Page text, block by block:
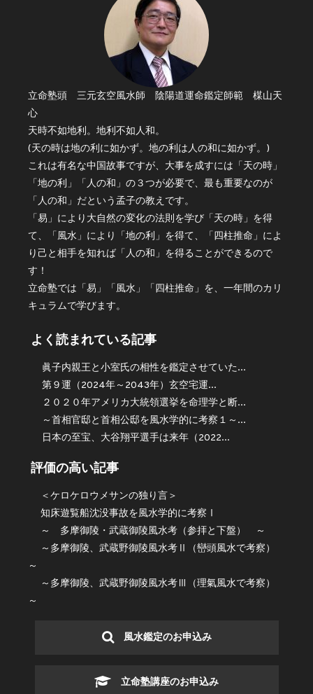
立命塾頭 三元玄空風水師 陰陽道運命鑑定師範 楳山天
心
天時不如地利。地利不如人和。
(天の時は地の利に如かず。地の利は人の和に如かず。)
これは有名な中国故事ですが、大事を成すには「天の時」
「地の利」「人の和」の３つが必要で、最も重要なのが
「人の和」だという孟子の教えです。
「易」により大自然の変化の法則を学び「天の時」を得
て、「風水」により「地の利」を得て、「四柱推命」によ
り己と相手を知れば「人の和」を得ることができるので
す！
立命塾では「易」「風水」「四柱推命」を、一年間のカリ
キュラムで学びます。
よく読まれている記事
眞子内親王と小室氏の相性を鑑定させていた...
第９運（2024年～2043年）玄空宅運...
２０２０年アメリカ大統領選挙を命理学と断...
～首相官邸と首相公邸を風水学的に考察１～...
日本の至宝、大谷翔平選手は来年（2022...
評価の高い記事
＜ケロケロウメサンの独り言＞
知床遊覧船沈没事故を風水学的に考察Ⅰ
～ 多摩御陵・武蔵御陵風水考（参拝と下盤） ～
～多摩御陵、武蔵野御陵風水考Ⅱ（巒頭風水で考察）
～
～多摩御陵、武蔵野御陵風水考Ⅲ（理氣風水で考察）
～
風水鑑定のお申込み
立命塾講座のお申込み